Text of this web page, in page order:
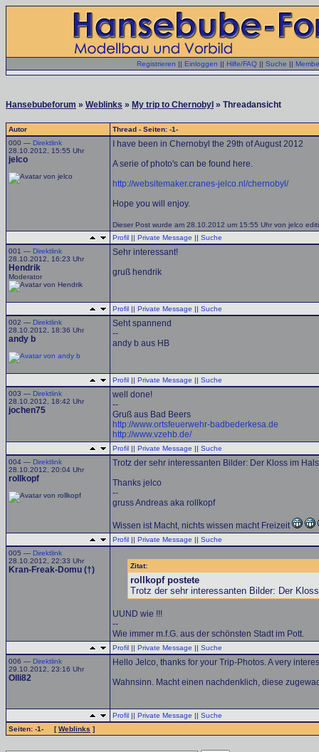
Registrieren || Einloggen || Hilfe/FAQ || Suche ||
Hansebubeforum » Weblinks » My trip to Chernobyl » Threadansicht
Autor
Thread - Seiten: -1-
000 — Direktlink
28.10.2012, 15:55 Uhr
jelco
I have been in Chernobyl the 29th of August 2012
A serie of photo's can be found here.
http://websitemaker.cranes-jelco.nl/chernobyl/
Hope you will enjoy.
Dieser Post wurde am 28.10.2012 um 15:55 Uhr von jelco
Profil || Private Message || Suche
001 — Direktlink
28.10.2012, 16:23 Uhr
Hendrik
Moderator
Sehr interessant!
gruß hendrik
Profil || Private Message || Suche
002 — Direktlink
28.10.2012, 18:36 Uhr
andy b
Seht spannend
--
andy b aus HB
Profil || Private Message || Suche
003 — Direktlink
28.10.2012, 18:42 Uhr
jochen75
well done!
--
Gruß aus Bad Beers
http://www.ortsfeuerwehr-badbederkesa.de
http://www.vzehb.de/
Profil || Private Message || Suche
004 — Direktlink
28.10.2012, 20:04 Uhr
rollkopf
Trotz der sehr interessanten Bilder: Der Kloss im
Thanks jelco
--
gruss Andreas aka rollkopf
Wissen ist Macht, nichts wissen macht Freizeit
Profil || Private Message || Suche
005 — Direktlink
28.10.2012, 22:33 Uhr
Kran-Freak-Domu (†) Zitat:
rollkopf postete
Trotz der sehr interessanten Bilder: Der
UUND wie !!!
--
Wie immer m.f.G. aus der schönsten Stadt im Pott.
Profil || Private Message || Suche
006 — Direktlink
29.10.2012, 23:16 Uhr
Olli82
Hello Jelco, thanks for your Trip-Photos. A very
Wahnsinn. Macht einen nachdenklich, diese
Profil || Private Message || Suche
Seiten: -1- [Weblinks ]